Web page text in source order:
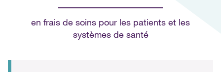
en frais de soins pour les patients et les
systèmes de santé